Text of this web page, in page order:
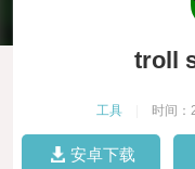
troll
工具 时间：
安卓下载